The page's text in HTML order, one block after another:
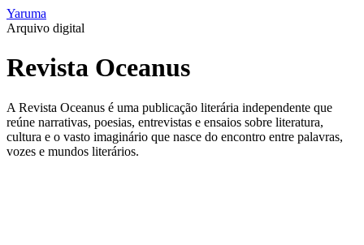
Yaruma
Arquivo digital
Revista Oceanus
A Revista Oceanus é uma publicação literária independente que
reúne narrativas, poesias, entrevistas e ensaios sobre literatura,
cultura e o vasto imaginário que nasce do encontro entre palavras,
vozes e mundos literários.